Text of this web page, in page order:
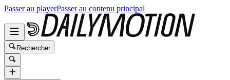
Passer au playerPasser au contenu principal
Rechercher